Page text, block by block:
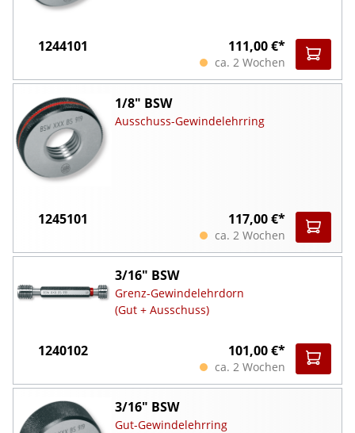
1244101 111,00 €*
ca. 2 Wochen
1/8" BSW
Ausschuss-Gewindelehrring
1245101 117,00 €*
ca. 2 Wochen
3/16" BSW
Grenz-Gewindelehrdorn
(Gut + Ausschuss)
1240102 101,00 €*
ca. 2 Wochen
3/16" BSW
Gut-Gewindelehrring